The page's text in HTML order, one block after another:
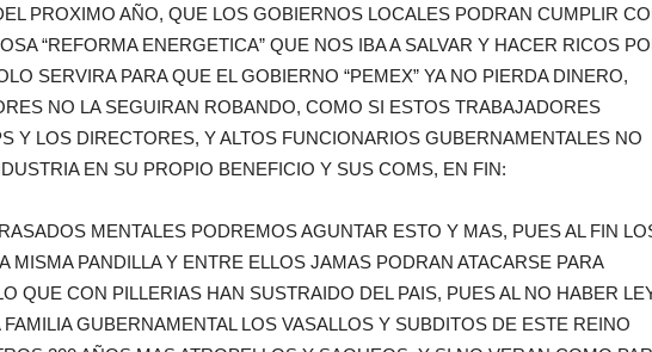
PROXIMO AÑO, QUE LOS GOBIERNOS LOCALES PODRAN CUMPLIR
“REFORMA ENERGETICA” QUE NOS IBA A SALVAR Y HACER RICOS
SERVIRA PARA QUE EL GOBIERNO “PEMEX” YA NO PIERDA DINERO,
NO LA SEGUIRAN ROBANDO, COMO SI ESTOS TRABAJADORES
Y LOS DIRECTORES, Y ALTOS FUNCIONARIOS GUBERNAMENTALES NO
EN SU PROPIO BENEFICIO Y SUS COMS, EN FIN:
MENTALES PODREMOS AGUNTAR ESTO Y MAS, PUES AL FIN
MISMA PANDILLA Y ENTRE ELLOS JAMAS PODRAN ATACARSE PARA
QUE CON PILLERIAS HAN SUSTRAIDO DEL PAIS, PUES AL NO HABER
GUBERNAMENTAL LOS VASALLOS Y SUBDITOS DE ESTE REINO